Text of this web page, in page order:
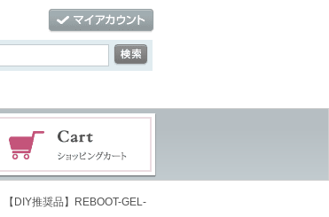
DIY推奨品】REBOOT-GEL-